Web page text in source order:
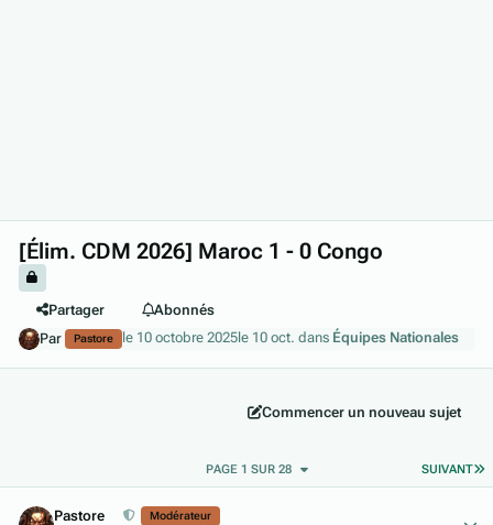
[Élim. CDM 2026] Maroc 1 - 0 Congo
Partager
Abonnés
Par
Pastore le 10 octobre 2025le 10 oct. dans Équipes Nationales
Commencer un nouveau sujet
SUIVANT
PAGE 1 SUR 28
Pastore Modérateur